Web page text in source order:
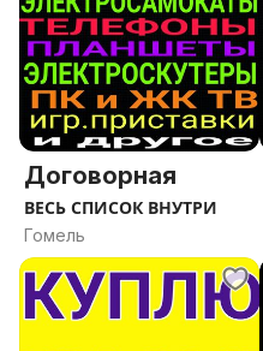
Договорная
ВЕСЬ СПИСОК ВНУТРИ
Гомель